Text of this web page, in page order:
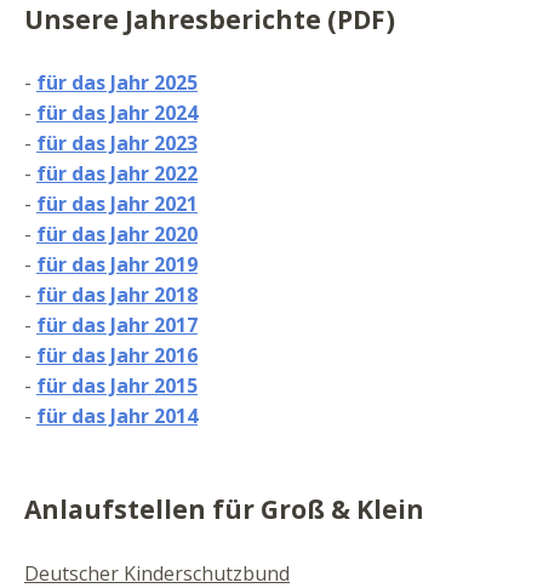
Unsere Jahresberichte (PDF)
- für das Jahr 2025
- für das Jahr 2024
- für das Jahr 2023
- für das Jahr 2022
- für das Jahr 2021
- für das Jahr 2020
- für das Jahr 2019
- für das Jahr 2018
- für das Jahr 2017
- für das Jahr 2016
- für das Jahr 2015
- für das Jahr 2014
Anlaufstellen für Groß & Klein
Deutscher Kinderschutzbund